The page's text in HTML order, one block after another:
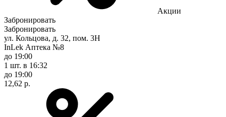
Акции
Забронировать
Забронировать
ул. Кольцова, д. 32, пом. 3Н
InLek Аптека №8
до 19:00
1 шт. в 16:32
до 19:00
12,62 р.